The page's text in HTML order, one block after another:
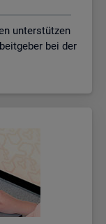
unterstützen
bei der